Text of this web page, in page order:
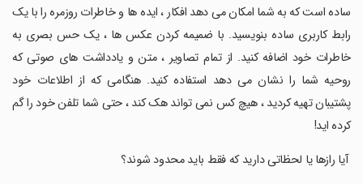
ساده است که به شما امکان می دهد افکار ، ایده ها و خاطرات روزمره را با یک
رابط کاربری ساده بنویسید. با ضمیمه کردن عکس ها ، یک حس بصری به
خاطرات خود اضافه کنید. از تمام تصاویر ، متن و یادداشت های صوتی که
روحیه شما را نشان می دهد استفاده کنید. هنگامی که از اطلاعات خود
پشتیبان تهیه کردید ، هیچ کس نمی تواند هک کند ، حتی شما تلفن خود را گم
کرده اید!
‏ آیا رازها یا لحظاتی دارید که فقط باید محدود شوند؟